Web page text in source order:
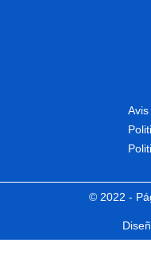
© 2022 -